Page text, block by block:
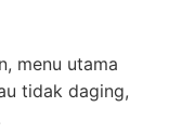
menu utama
tidak daging,